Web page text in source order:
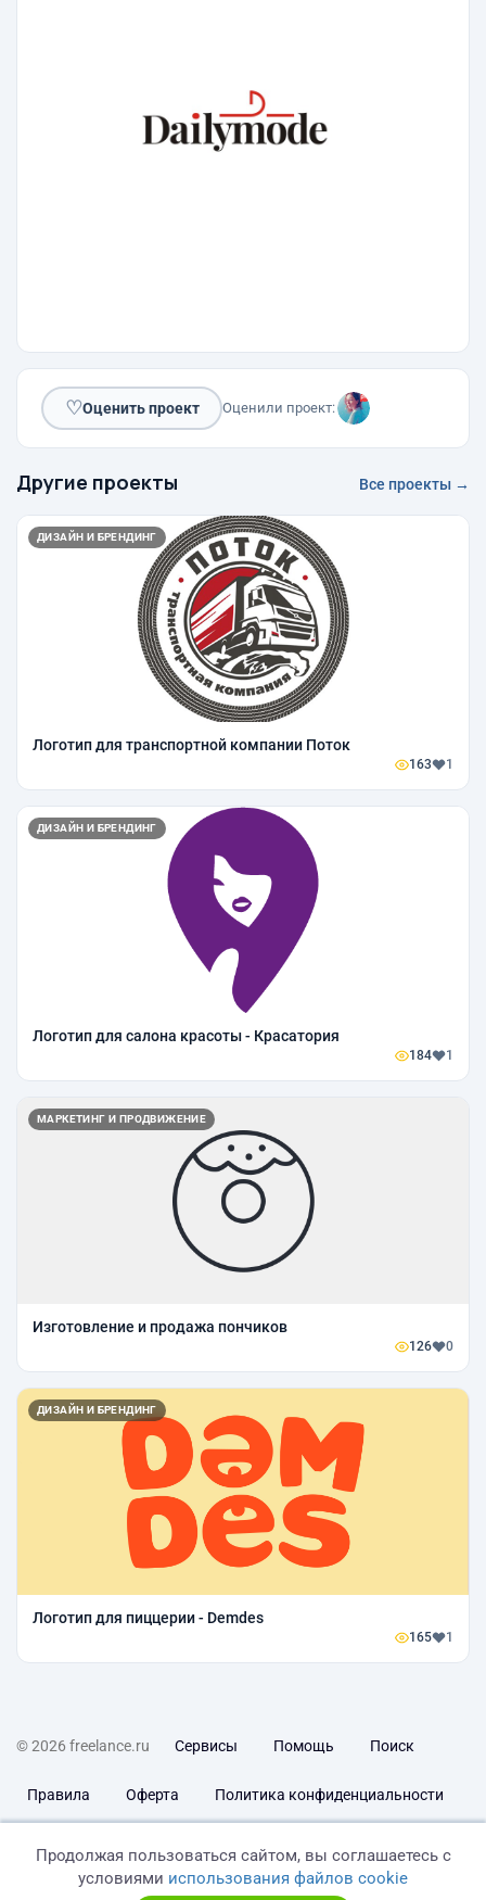
♡Оценить проект Оценили проект:
Другие проекты Все проекты →
ДИЗАЙН И БРЕНДИНГ
Логотип для транспортной компании Поток
163 1
ДИЗАЙН И БРЕНДИНГ
Логотип для салона красоты - Красатория
184 1
МАРКЕТИНГ И ПРОДВИЖЕНИЕ
Изготовление и продажа пончиков
126 0
ДИЗАЙН И БРЕНДИНГ
Логотип для пиццерии - Demdes
165 1
© 2026 freelance.ru Сервисы Помощь Поиск
Правила Оферта Политика конфиденциальности
Продолжая пользоваться сайтом, вы соглашаетесь с
условиями использования файлов cookie